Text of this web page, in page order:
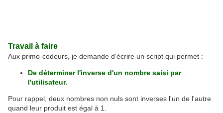
Travail à faire
Aux primo-codeurs, je demande d'écrire un script qui permet :
De déterminer l'inverse d'un nombre saisi par
l'utilisateur.
Pour rappel, deux nombres non nuls sont inverses l'un de l'autre
quand leur produit est égal à 1.